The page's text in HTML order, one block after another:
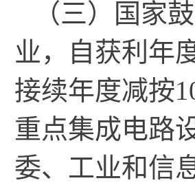
（三）国家
业，自获利年
接续年度减按
重点集成电路
委、工业和信